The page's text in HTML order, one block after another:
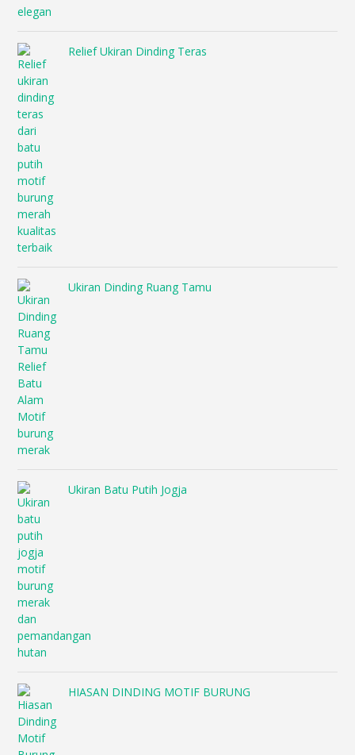
Relief Ukiran Dinding Teras
Ukiran Dinding Ruang Tamu
Ukiran Batu Putih Jogja
HIASAN DINDING MOTIF BURUNG